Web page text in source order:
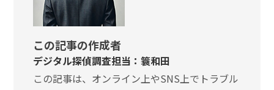
この記事の作成者
デジタル探偵調査担当：簑和田
この記事は、オンライン上やSNS上でトラブル